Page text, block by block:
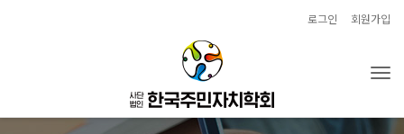
로그인 회원가입